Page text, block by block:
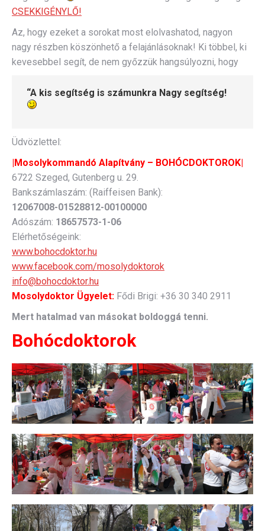
CSEKKIGÉNYLŐ!
Az, hogy ezeket a sorokat most elolvashatod, nagyon
nagy részben köszönhető a felajánlásoknak! Ki többel, ki
kevesebbel segít, de nem győzzük hangsúlyozni, hogy
“A kis segítség is számunkra Nagy segítség!
Üdvözlettel:
|Mosolykommandó Alapítvány – BOHÓCDOKTOROK|
6722 Szeged, Gutenberg u. 29.
Bankszámlaszám: (Raiffeisen Bank):
12067008-01528812-00100000
Adószám: 18657573-1-06
Elérhetőségeink:
www.bohocdoktor.hu
www.facebook.com/mosolydoktorok
info@bohocdoktor.hu
Mosolydoktor Ügyelet: Fődi Brigi: +36 30 340 2911
Mert hatalmad van másokat boldoggá tenni.
Bohócdoktorok